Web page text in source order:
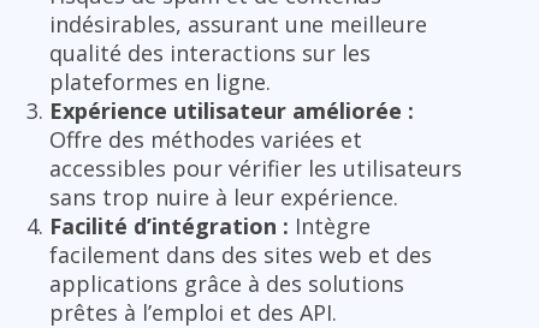
indésirables, assurant une meilleure
qualité des interactions sur les
plateformes en ligne.
Expérience utilisateur améliorée :
Offre des méthodes variées et
accessibles pour vérifier les utilisateurs
sans trop nuire à leur expérience.
Facilité d’intégration : Intègre
facilement dans des sites web et des
applications grâce à des solutions
prêtes à l’emploi et des API.